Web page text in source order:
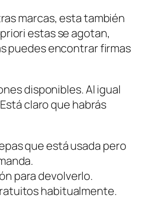
marcas, esta también
estas se agotan,
puedes encontrar firmas
disponibles. Al igual
claro que habrás
que está usada pero
para devolverlo.
habitualmente.